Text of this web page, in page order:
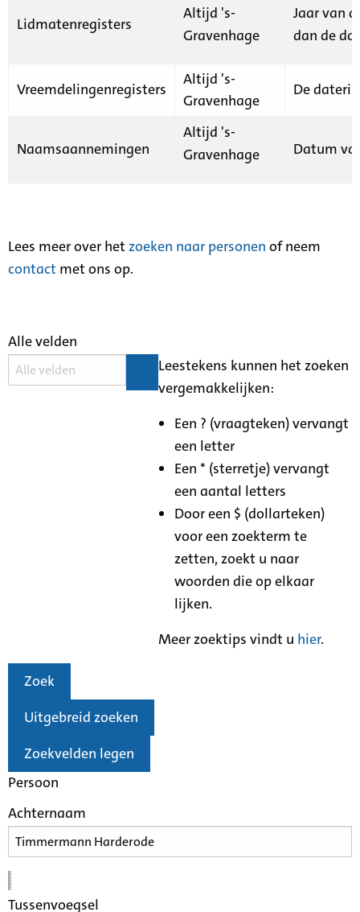
Lidmatenregisters
Altijd 's-
Gravenhage
Jaar van
dan de
Vreemdelingenregisters
Altijd 's-
Gravenhage
De
Naamsaannemingen
Altijd 's-
Gravenhage
Datum
Lees meer over het zoeken naar personen of neem
contact met ons op.
Alle velden
Leestekens kunnen het zoeken
vergemakkelijken:
Een ? (vraagteken) vervangt
een letter
Een * (sterretje) vervangt
een aantal letters
Door een $ (dollarteken)
voor een zoekterm te
zetten, zoekt u naar
woorden die op elkaar
lijken.
Meer zoektips vindt u hier.
Zoek
Uitgebreid zoeken
Zoekvelden legen
Persoon
Achternaam
Tussenvoegsel